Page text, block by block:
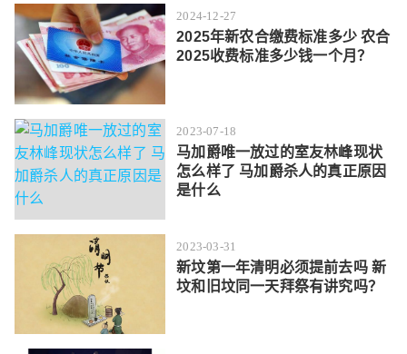
2024-12-27
2025年新农合缴费标准多少 农合
2025收费标准多少钱一个月？
2023-07-18
马加爵唯一放过的室友林峰现状
怎么样了 马加爵杀人的真正原因
是什么
2023-03-31
新坟第一年清明必须提前去吗 新
坟和旧坟同一天拜祭有讲究吗？